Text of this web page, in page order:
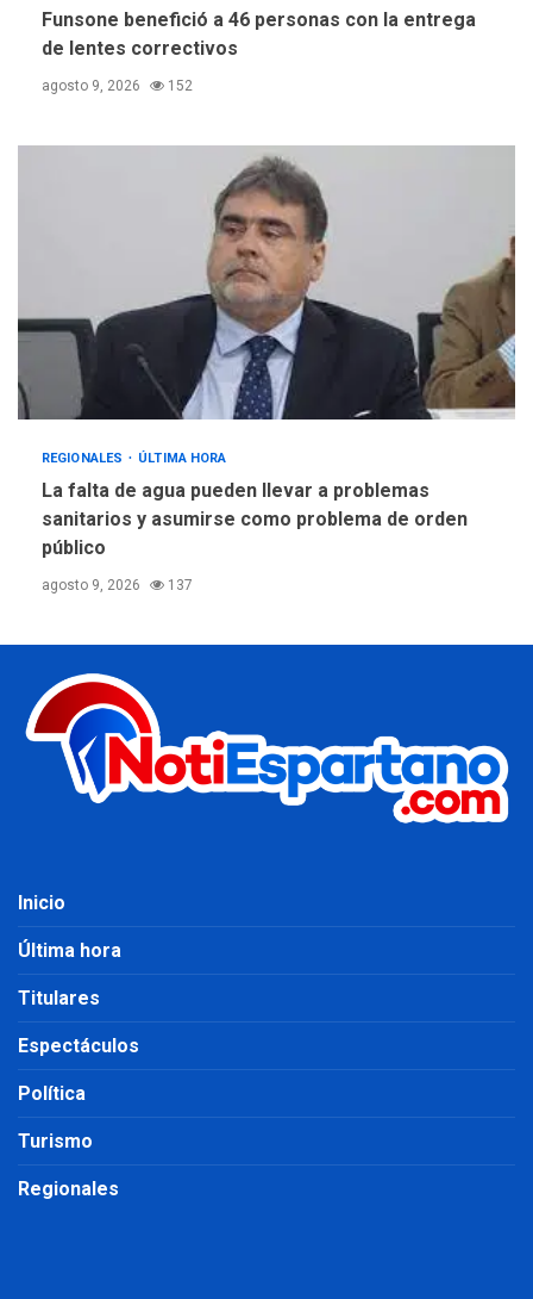
Funsone benefició a 46 personas con la entrega
de lentes correctivos
agosto 9, 2026 152
REGIONALES ÚLTIMA HORA
La falta de agua pueden llevar a problemas
sanitarios y asumirse como problema de orden
público
agosto 9, 2026 137
Inicio
Última hora
Titulares
Espectáculos
Política
Turismo
Regionales